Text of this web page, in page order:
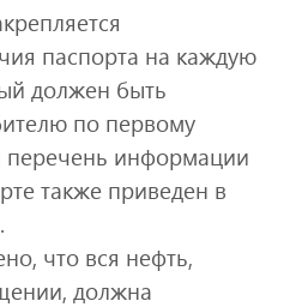
паспорта на каждую
должен быть
по первому
информации
также приведен в
что вся нефть,
должна